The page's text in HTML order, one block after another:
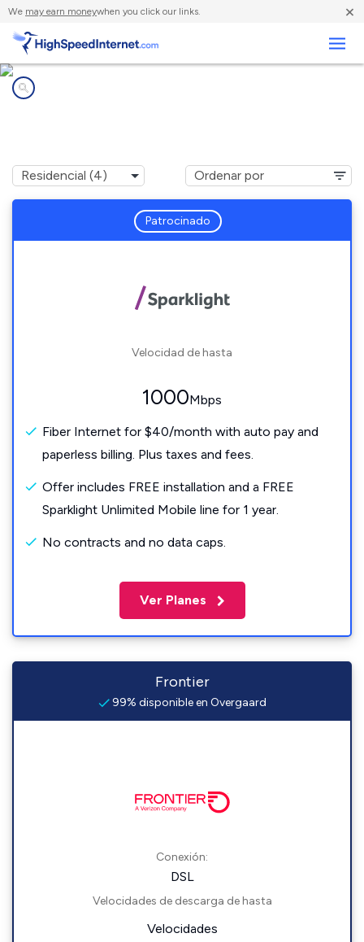
We may earn moneywhen you click our links. ×
Patrocinado
Velocidad de hasta
1000Mbps
Fiber Internet for $40/month with auto pay and
paperless billing. Plus taxes and fees.
Offer includes FREE installation and a FREE
Sparklight Unlimited Mobile line for 1 year.
No contracts and no data caps.
Ver Planes
Frontier
99% disponible en Overgaard
Conexión:
DSL
Velocidades de descarga de hasta
Velocidades